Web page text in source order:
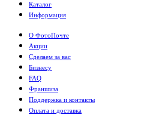
Каталог
Информация
О ФотоПочте
Акции
Сделаем за вас
Бизнесу
FAQ
Франшиза
Поддержка и контакты
Оплата и доставка